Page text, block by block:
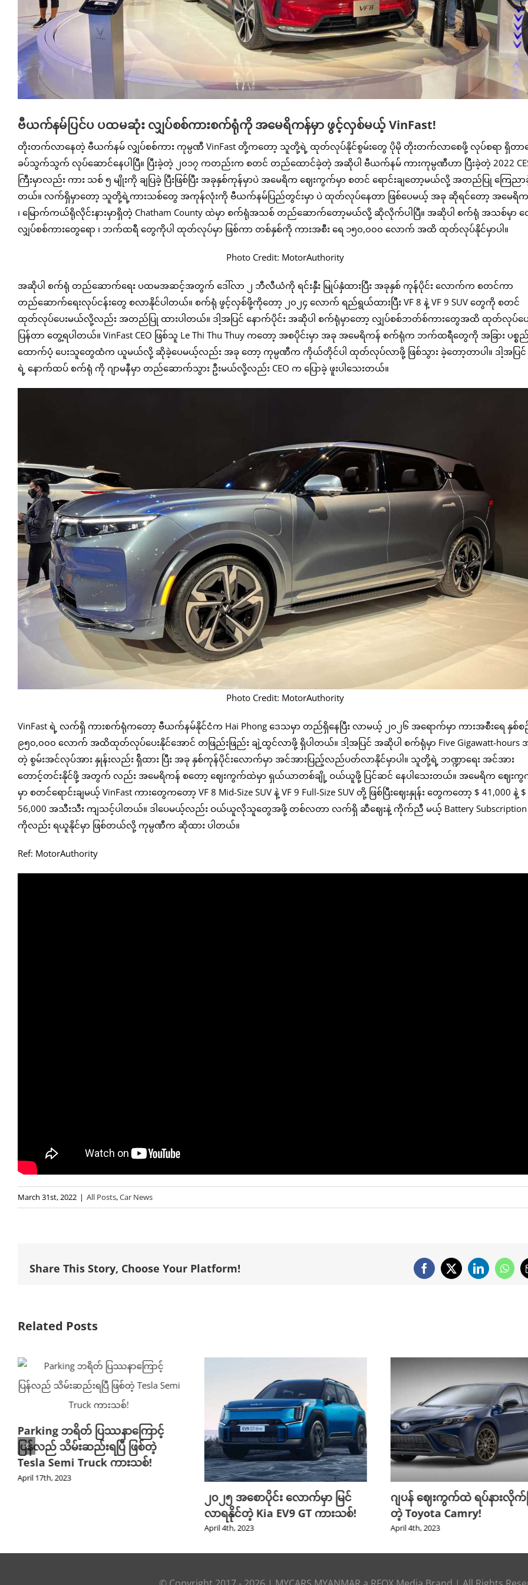
ဗီယက်နမ်ပြင်ပ ပထမဆုံး လျှပ်စစ်ကားစက်ရုံကို အမေရိကန်မှာ ဖွင့်လှစ်မယ့် VinFast!
တိုးတက်လာနေတဲ့ ဗီယက်နမ် လျှပ်စစ်ကား ကုမ္ပဏီ VinFast တို့ကတော့ သူတို့ရဲ့ ထုတ်လုပ်နိုင်စွမ်းတွေ ပိုမို တိုးတက်လာစေဖို့ လုပ်စရာ ရှိတ
ခပ်သွက်သွက် လုပ်ဆောင်နေပါပြီ။ ပြီးခဲ့တဲ့ ၂၀၁၇ ကတည်းက စတင် တည်‌ထောင်ခဲ့တဲ့ အဆိုပါ ဗီယက်နမ် ကားကုမ္ပဏီဟာ ပြီးခဲ့တဲ့ 2022 CES
ကြီးမှာလည်း ကား သစ် ၅ မျိုးကို ချပြခဲ့ ပြီးဖြစ်ပြီး အခုနှစ်ကုန်မှာပဲ အမေရိက ဈေးကွက်မှာ စတင် ရောင်းချတော့မယ်လို့ ‌အတည်ပြု ကြေညာ
တယ်။ လက်ရှိမှာတော့ သူတို့ရဲ့ကားသစ်တွေ အကုန်လုံးကို ဗီယက်နမ်ပြည်တွင်းမှာ ပဲ ထုတ်လုပ်နေတာ ဖြစ်ပေမယ့် အခု ဆိုရင်တော့ အမေရိက
၊ မြောက်ကယ်ရိုလိုင်းနားမှာရှိတဲ့ Chatham County ထဲမှာ စက်ရုံအသစ် တည်ဆောက်တော့မယ်လို့ ဆိုလိုက်ပါပြီ။ အဆိုပါ စက်ရုံ အသစ်မှာ တ
လျှပ်စစ်ကားတွေရော ၊ ဘက်ထရီ တွေကိုပါ ထုတ်လုပ်မှာ ဖြစ်ကာ တစ်နှစ်ကို ကားအစီး ရေ ၁၅၀,၀၀၀ လောက် အထိ ထုတ်လုပ်နိုင်မှာပါ။
Photo Credit: MotorAuthority
အဆိုပါ စက်ရုံ တည်ဆောက်ရေး ပထမအဆင့်အတွက် ဒေါ်လာ ၂ ဘီလီယံကို ရင်းနှီး မြုပ်နှံထားပြီး အခုနှစ် ကုန်ပိုင်း လောက်က စတင်ကာ
တည်ဆောက်ရေးလုပ်ငန်းတွေ စလာနိုင်ပါတယ်။ စက်ရုံ ဖွင့်လှစ်ဖို့ကိုတော့ ၂၀၂၄ လောက် ရည်ရွယ်ထားပြီး VF 8 နဲ့ VF 9 SUV တွေကို စတင်
ထုတ်လုပ်ပေးမယ်လို့လည်း အတည်ပြု ထားပါတယ်။ ဒါ့အပြင် နောက်ပိုင်း အဆိုပါ စက်ရုံမှာတော့ လျှပ်စစ်ဘတ်စ်ကားတွေအထိ ထုတ်လုပ်ပေ
ပြန်တာ တွေ့ရပါတယ်။ VinFast CEO ဖြစ်သူ Le Thi Thu Thuy ကတော့ အစပိုင်းမှာ အခု အမေရိကန် စက်ရုံက ဘက်ထရီတွေကို အခြား ပစ္စ
ထောက်ပံ့ ပေးသူတွေထံက ယူမယ်လို့ ဆိုခဲ့ပေမယ့်လည်း အခု တော့ ကုမ္ပဏီက ကိုယ်တိုင်ပါ ထုတ်လုပ်လာဖို့ ဖြစ်သွား ခဲ့တော့တာပါ။ ဒါ့အပြ
ရဲ့ နောက်ထပ် စက်ရုံ ကို ဂျာမနီမှာ တည်ဆောက်သွား ဦးမယ်လို့လည်း CEO က ပြောခဲ့ ဖူးပါသေးတယ်။
Photo Credit: MotorAuthority
VinFast ရဲ့ လက်ရှိ ကားစက်ရုံကတော့ ဗီယက်နမ်နိုင်ငံက Hai Phong ဒေသမှာ တည်ရှိနေပြီး လာမယ့် ၂၀၂၆ အရောက်မှာ ကားအစီးရေ နှစ်စ
၉၅၀,၀၀၀ လောက် အထိထုတ်လုပ်ပေးနိုင်အောင် တဖြည်းဖြည်း ချဲ့ထွင်လာဖို့ ရှိပါတယ်။ ဒါ့အပြင် အဆိုပါ စက်ရုံမှာ Five Gigawatt-hours
တဲ့ စွမ်းအင်လုပ်အား နှုန်းလည်း ရှ်ိထား ပြီး အခု နှစ်ကုန်ပိုင်းလောက်မှာ အင်အားပြည့်လည်ပတ်လာနိုင်မှာပါ။ သူတို့ရဲ့ ဘဏ္ဍာရေး အင်အား
တောင့်တင်းနိုင်ဖို့ အတွက် လည်း အမေရိကန် စတော့ ဈေးကွက်ထဲမှာ ရှယ်ယာတစ်ချို့ ဝယ်ယူဖို့ ပြင်ဆင် နေပါသေးတယ်။ အမေရိက ဈေး
မှာ စတင်ရောင်းချမယ့် VinFast ကားတွေကတော့ VF 8 Mid-Size SUV နဲ့ VF 9 Full-Size SUV တို့ ဖြစ်ပြီးဈေးနှုန်း တွေကတော့ $ 41,000 နဲ့ $
56,000 အသီးသီး ကျသင့်ပါတယ်။ ဒါပေမယ့်လည်း ဝယ်ယူလိုသူတွေအဖို့ တစ်လတာ လက်ရှိ ဆီဈေးနဲ့ ကိုက်ညီ မယ့် Battery Subscription
ကိုလည်း ရယူနိုင်မှာ ဖြစ်တယ်လို့ ကုမ္ပဏီက ဆိုထား ပါတယ်။
Ref: MotorAuthority
March 31st, 2022 | All Posts,Car News
Share This Story, Choose Your Platform! Facebook
X LinkedIn
Related Posts
Parking ဘရိတ် ပြဿနာကြောင့်
ပြန်လည် သိမ်းဆည်းရပြီ ဖြစ်တဲ့
Tesla Semi Truck ကားသစ်!
April 17th, 2023
၂၀၂၅ အစောပိုင်း လောက်မှာ မြင်
လာရနိုင်တဲ့ Kia EV9 GT ကားသစ်!
April 4th, 2023
ဂျပန် ဈေးကွက်ထဲ ရပ်နားလိုက်ပ
တဲ့ Toyota Camry!
April 4th, 2023